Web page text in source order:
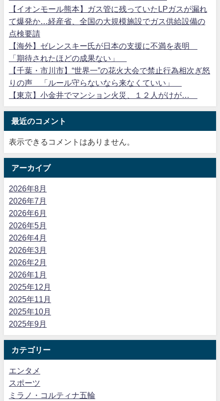
【イオンモール熊本】ガス管に残っていたLPガスが漏れ
て爆発か…経産省、全国の大規模施設でガス供給設備の
点検要請
【海外】ゼレンスキー氏が日本の支援に不満を表明
「期待されたほどの成果ない」
【千葉・市川市】“世界一”の花火大会で禁止行為相次ぎ怒
りの声 「ルール守らないなら来なくていい」
【東京】小金井でマンション火災、１２人がけが…
最近のコメント
表示できるコメントはありません。
アーカイブ
2026年8月
2026年7月
2026年6月
2026年5月
2026年4月
2026年3月
2026年2月
2026年1月
2025年12月
2025年11月
2025年10月
2025年9月
カテゴリー
エンタメ
スポーツ
ミラノ・コルティナ五輪